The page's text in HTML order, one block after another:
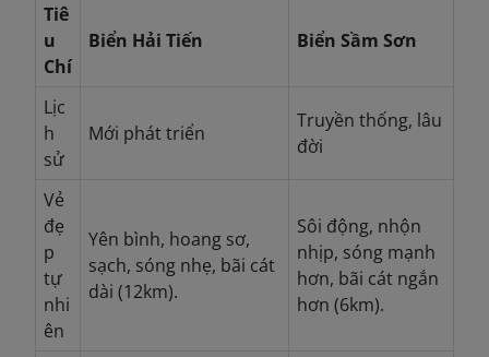
Tiê
u
Chí
Biển Hải Tiến Biển Sầm Sơn
Lịc
h
sử
Mới phát triển
Truyền thống, lâu
đời
Vẻ
đẹ
p
tự
nhi
ên
Yên bình, hoang sơ,
sạch, sóng nhẹ, bãi cát
dài (12km).
Sôi động, nhộn
nhịp, sóng mạnh
hơn, bãi cát ngắn
hơn (6km).